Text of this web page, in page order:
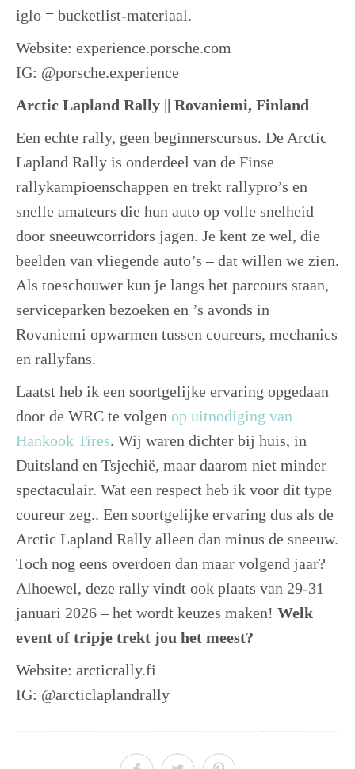
iglo = bucketlist-materiaal.
Website: experience.porsche.com
IG: @porsche.experience
Arctic Lapland Rally || Rovaniemi, Finland
Een echte rally, geen beginnerscursus. De Arctic
Lapland Rally is onderdeel van de Finse
rallykampioenschappen en trekt rallypro’s en
snelle amateurs die hun auto op volle snelheid
door sneeuwcorridors jagen. Je kent ze wel, die
beelden van vliegende auto’s – dat willen we zien.
Als toeschouwer kun je langs het parcours staan,
serviceparken bezoeken en ’s avonds in
Rovaniemi opwarmen tussen coureurs, mechanics
en rallyfans.
Laatst heb ik een soortgelijke ervaring opgedaan
door de WRC te volgen op uitnodiging van
Hankook Tires. Wij waren dichter bij huis, in
Duitsland en Tsjechië, maar daarom niet minder
spectaculair. Wat een respect heb ik voor dit type
coureur zeg.. Een soortgelijke ervaring dus als de
Arctic Lapland Rally alleen dan minus de sneeuw.
Toch nog eens overdoen dan maar volgend jaar?
Alhoewel, deze rally vindt ook plaats van 29-31
januari 2026 – het wordt keuzes maken! Welk
event of tripje trekt jou het meest?
Website: arcticrally.fi
IG: @arcticlaplandrally